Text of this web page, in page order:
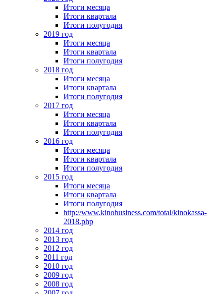
Итоги месяца
Итоги квартала
Итоги полугодия
2019 год
Итоги месяца
Итоги квартала
Итоги полугодия
2018 год
Итоги месяца
Итоги квартала
Итоги полугодия
2017 год
Итоги месяца
Итоги квартала
Итоги полугодия
2016 год
Итоги месяца
Итоги квартала
Итоги полугодия
2015 год
Итоги месяца
Итоги квартала
Итоги полугодия
http://www.kinobusiness.com/total/kinokassa-
2018.php
2014 год
2013 год
2012 год
2011 год
2010 год
2009 год
2008 год